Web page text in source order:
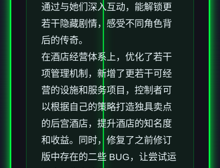
通过与她们深入互动，能解锁更
若干隐藏剧情，感受不同角色背
后的传奇。
在酒店经营体系上，优化了若干
项管理机制，新增了更若干可经
营的设施和服务项目，控制者可
以根据自己的策略打造独具卖点
的后宫酒店，提升酒店的知名度
和收益。同时，修复了之前修订
版中存在的二些 BUG，让尝试运